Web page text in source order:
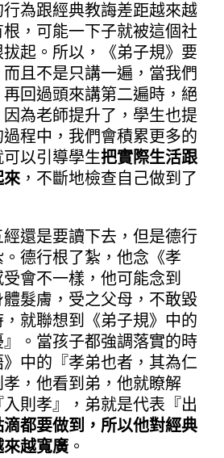
為跟經典教誨差距越來越
，可能一下子就被這個社
起。所以，《弟子規》要
且不是只講一遍，當我們
回過頭來講第二遍時，絕
為老師提升了，學生也提
程中，我們會積累更多的
以引導學生把實際生活跟
來，不斷地檢查自己做到了
經還是要讀下去，但是德行
德行根了紮，他念《孝
會不一樣，他可能念到
體髮膚，受之父母，不敢毀
就聯想到《弟子規》中的
』。當孩子都強調落實的時
中的『孝弟也者，其為仁
，他看到弟，他就瞭解
則孝』，弟就是代表『出
都要做到，所以他對經典
越寬廣 。